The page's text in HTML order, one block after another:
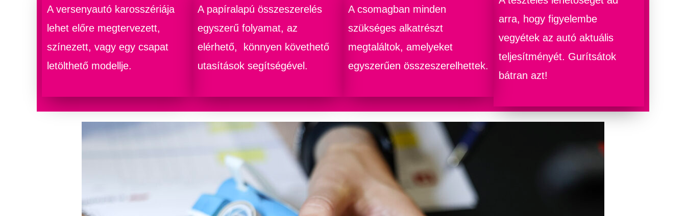
A versenyautó karosszériája
lehet előre megtervezett,
színezett, vagy egy csapat
letölthető modellje.
A papíralapú összeszerelés
egyszerű folyamat, az
elérhető, könnyen követhető
utasítások segítségével.
A csomagban minden
szükséges alkatrészt
megtaláltok, amelyeket
egyszerűen összeszerelhettek.
arra, hogy figyelembe
vegyétek az autó aktuális
teljesítményét. Gurítsátok
bátran azt!